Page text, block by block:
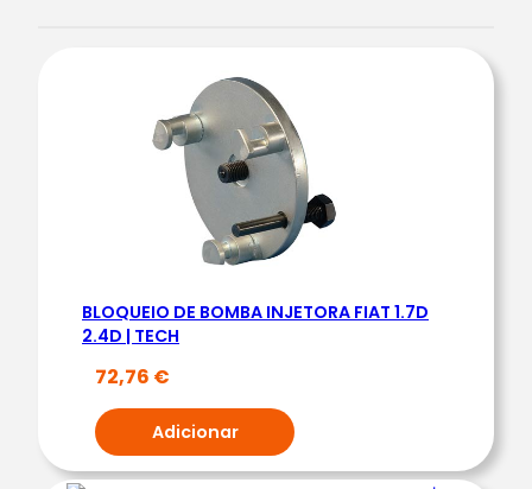
BLOQUEIO DE BOMBA INJETORA FIAT 1.7D
2.4D | TECH
72,76 €
Adicionar